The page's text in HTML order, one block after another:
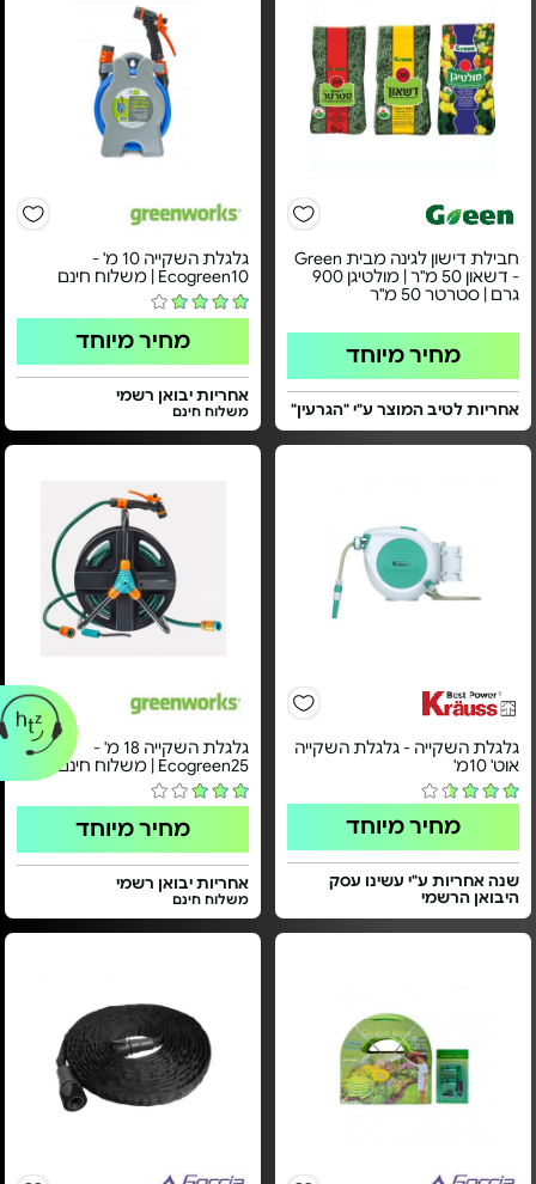
חבילת דישון לגינה מבית Green
- דשאון 50 מ"ר | מולטיגן 900
גרם | סטרטר 50 מ"ר
מחיר מיוחד
אחריות לטיב המוצר ע"י "הגרעין"
גלגלת השקייה 10 מ' -
Ecogreen10 | משלוח חינם
מחיר מיוחד
אחריות יבואן רשמי
משלוח חינם
גלגלת השקייה - גלגלת השקייה
אוט' 10מ'
מחיר מיוחד
שנה אחריות ע"י עשינו עסק
היבואן הרשמי
גלגלת השקייה 18 מ' -
Ecogreen25 | משלוח חינם
מחיר מיוחד
אחריות יבואן רשמי
משלוח חינם